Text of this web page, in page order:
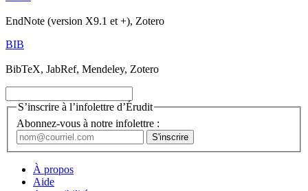
EndNote (version X9.1 et +), Zotero
BIB
BibTeX, JabRef, Mendeley, Zotero
S’inscrire à l’infolettre d’Érudit
Abonnez-vous à notre infolettre :
À propos
Aide